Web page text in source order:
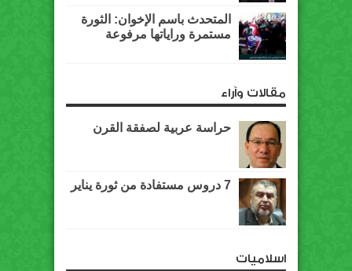
المتحدث باسم الإخوان: الثورة
مستمرة وراياتها مرفوعة
مقالات وآراء
حراسة عربية لصفقة القرن
7 دروس مستفادة من ثورة يناير
اسلاميات